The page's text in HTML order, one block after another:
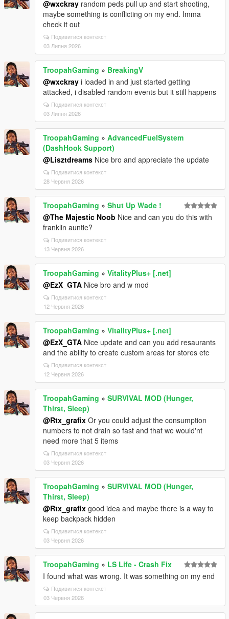
@wxckray random peds pull up and start shooting,
maybe something is conflicting on my end. Imma
check it out
Подивитися контекст
03 Липня 2026
TroopahGaming » BreakingV
@wxckray i loaded in and just started getting
attacked, i disabled random events but it still happens
Подивитися контекст
03 Липня 2026
TroopahGaming » AdvancedFuelSystem
(DashHook Support)
@Lisztdreams Nice bro and appreciate the update
Подивитися контекст
28 Червня 2026
TroopahGaming » Shut Up Wade !
@The Majestic Noob Nice and can you do this with
franklin auntie?
Подивитися контекст
13 Червня 2026
TroopahGaming » VitalityPlus+ [.net]
@EzX_GTA Nice bro and w mod
Подивитися контекст
12 Червня 2026
TroopahGaming » VitalityPlus+ [.net]
@EzX_GTA Nice update and can you add resaurants
and the ability to create custom areas for stores etc
Подивитися контекст
12 Червня 2026
TroopahGaming » SURVIVAL MOD (Hunger,
Thirst, Sleep)
@Rtx_grafix Or you could adjust the consumption
numbers to not drain so fast and that we would'nt
need more that 5 items
Подивитися контекст
03 Червня 2026
TroopahGaming » SURVIVAL MOD (Hunger,
Thirst, Sleep)
@Rtx_grafix good idea and maybe there is a way to
keep backpack hidden
Подивитися контекст
03 Червня 2026
TroopahGaming » LS Life - Crash Fix
I found what was wrong. It was something on my end
Подивитися контекст
03 Червня 2026